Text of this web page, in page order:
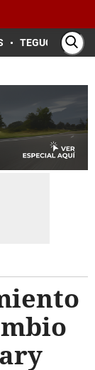
TEGUCIGALPA